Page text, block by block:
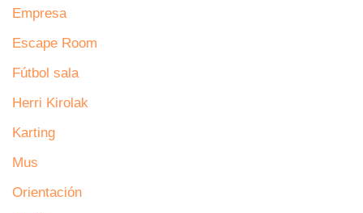
Empresa
Escape Room
Fútbol sala
Herri Kirolak
Karting
Mus
Orientación